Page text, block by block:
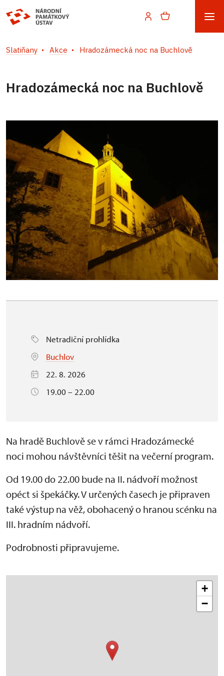
Slatiňany Akce Hradozámecká noc na Buchlově
Hradozámecká noc na Buchlově
Netradiční prohlídka
Buchlov
22. 8. 2026
19.00 – 22.00
Na hradě Buchlově se v rámci Hradozámecké
noci mohou návštěvníci těšit na večerní program.
Od 19.00 do 22.00 bude na II. nádvoří možnost
opéct si špekáčky. V určených časech je připraven
také výstup na věž, obohacený o hranou scénku na
III. hradním nádvoří.
Podrobnosti připravujeme.
+
−